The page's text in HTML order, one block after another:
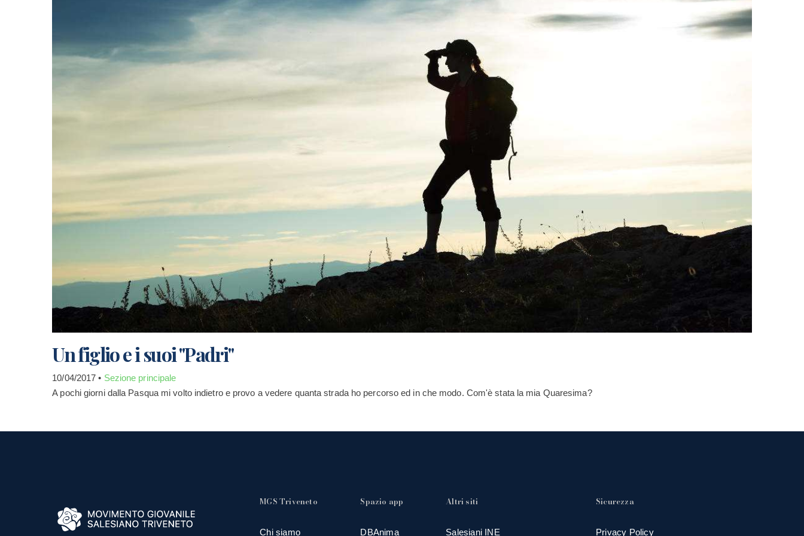
Un figlio e i suoi "Padri"
10/04/2017 • Sezione principale
A pochi giorni dalla Pasqua mi volto indietro e provo a vedere quanta strada ho percorso ed in che modo. Com'è stata la mia Quaresima?
MGS Triveneto
Chi siamo
Spazio app
DBAnima
Altri siti
Salesiani INE
Sicurezza
Privacy Policy